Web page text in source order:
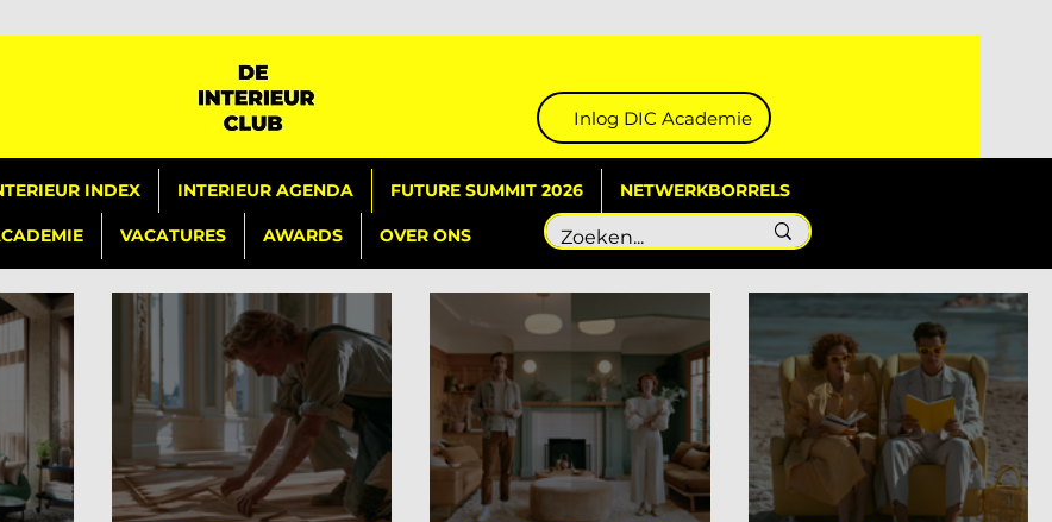
Inlog DIC Academie
INDEX INTERIEUR AGENDA FUTURE SUMMIT 2026 NETWERKBORRELS
VACATURES AWARDS OVER ONS